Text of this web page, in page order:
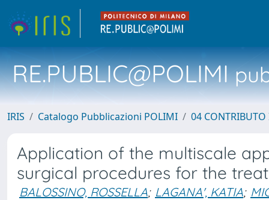
RE.PUBLIC@POLIMI
IRIS Catalogo Pubblicazioni POLIMI 04
Application of the multiscale
surgical procedures for the
BALOSSINO, ROSSELLA; LAGANA', KATIA;